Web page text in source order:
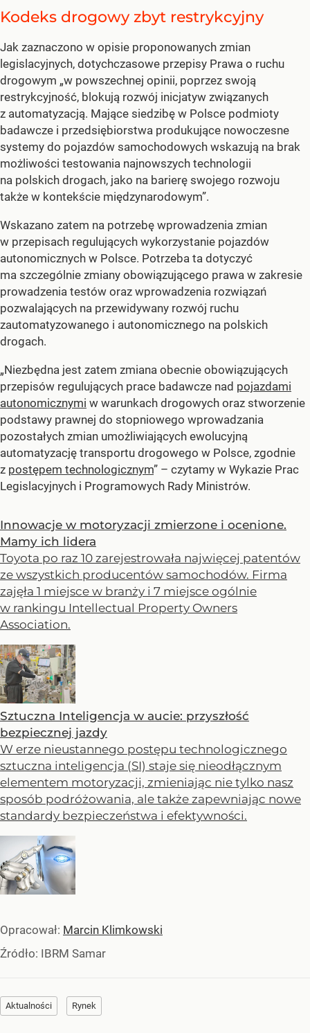
Kodeks drogowy zbyt restrykcyjny
Jak zaznaczono w opisie proponowanych zmian
legislacyjnych, dotychczasowe przepisy Prawa o ruchu
drogowym „w powszechnej opinii, poprzez swoją
restrykcyjność, blokują rozwój inicjatyw związanych
z automatyzacją. Mające siedzibę w Polsce podmioty
badawcze i przedsiębiorstwa produkujące nowoczesne
systemy do pojazdów samochodowych wskazują na brak
możliwości testowania najnowszych technologii
na polskich drogach, jako na barierę swojego rozwoju
także w kontekście międzynarodowym”.
Wskazano zatem na potrzebę wprowadzenia zmian
w przepisach regulujących wykorzystanie pojazdów
autonomicznych w Polsce. Potrzeba ta dotyczyć
ma szczególnie zmiany obowiązującego prawa w zakresie
prowadzenia testów oraz wprowadzenia rozwiązań
pozwalających na przewidywany rozwój ruchu
zautomatyzowanego i autonomicznego na polskich
drogach.
„Niezbędna jest zatem zmiana obecnie obowiązujących
przepisów regulujących prace badawcze nad pojazdami
autonomicznymi w warunkach drogowych oraz stworzenie
podstawy prawnej do stopniowego wprowadzania
pozostałych zmian umożliwiających ewolucyjną
automatyzację transportu drogowego w Polsce, zgodnie
z postępem technologicznym” – czytamy w Wykazie Prac
Legislacyjnych i Programowych Rady Ministrów.
Innowacje w motoryzacji zmierzone i ocenione.
Mamy ich lidera
Toyota po raz 10 zarejestrowała najwięcej patentów
ze wszystkich producentów samochodów. Firma
zajęła 1 miejsce w branży i 7 miejsce ogólnie
w rankingu Intellectual Property Owners
Association.
Sztuczna Inteligencja w aucie: przyszłość
bezpiecznej jazdy
W erze nieustannego postępu technologicznego
sztuczna inteligencja (SI) staje się nieodłącznym
elementem motoryzacji, zmieniając nie tylko nasz
sposób podróżowania, ale także zapewniając nowe
standardy bezpieczeństwa i efektywności.
Opracował: Marcin Klimkowski
Źródło: IBRM Samar
Aktualności Rynek